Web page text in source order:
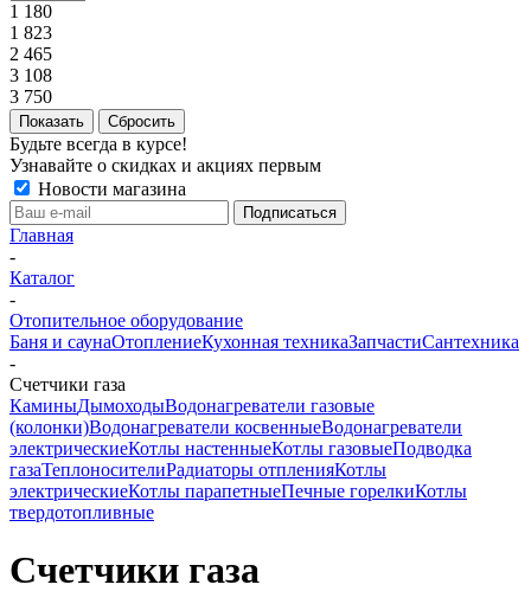
1 180
1 823
2 465
3 108
3 750
Сбросить
Будьте всегда в курсе!
Узнавайте о скидках и акциях первым
Новости магазина
Главная
-
Каталог
-
Отопительное оборудование
Баня и саунаОтоплениеКухонная техникаЗапчастиСантехника
-
Счетчики газа
КаминыДымоходыВодонагреватели газовые
(колонки)Водонагреватели косвенныеВодонагреватели
электрическиеКотлы настенныеКотлы газовыеПодводка
газаТеплоносителиРадиаторы отпленияКотлы
электрическиеКотлы парапетныеПечные горелкиКотлы
твердотопливные
Счетчики газа